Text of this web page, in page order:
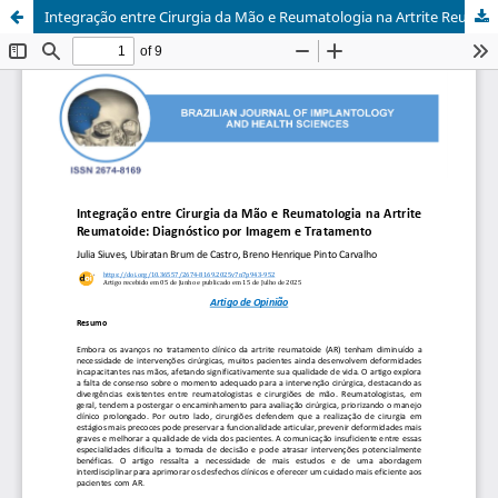
Integração entre Cirurgia da Mão e Reumatologia na Artrite Reumatoide: Diagnóstico por Imagem e Tratamento